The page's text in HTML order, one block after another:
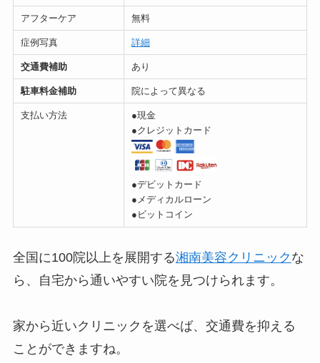
アフターケア 無料
症例写真 詳細
交通費補助 あり
駐車料金補助 院によって異なる
支払い方法
●現金
●クレジットカード
●デビットカード
●メディカルローン
●ビットコイン
全国に100院以上を展開する湘南美容クリニック な
ら、自宅から通いやすい院を見つけられます。
家から近いクリニックを選べば、交通費を抑える
ことができますね。